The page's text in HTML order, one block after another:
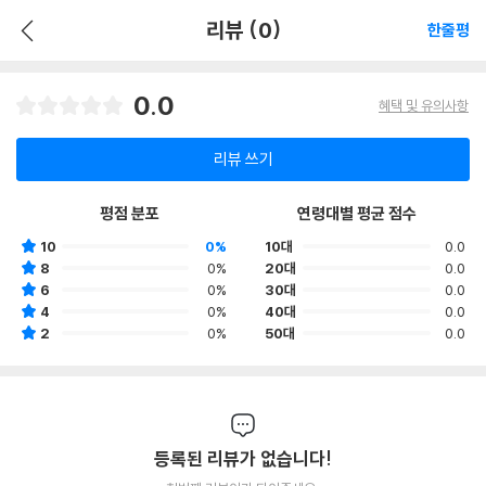
리뷰 (0) 한줄평
0.0 혜택 및 유의사항
리뷰 쓰기
평점 분포
10
0%
8
0%
6
0%
4
0%
2
0%
연령대별 평균 점수
10대
0.0
20대
0.0
30대
0.0
40대
0.0
50대
0.0
등록된 리뷰가 없습니다!